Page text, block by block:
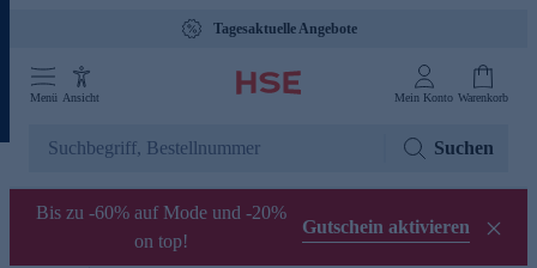
Tagesaktuelle Angebote
Menü Ansicht Mein Konto Warenkorb
Suchen
Bis zu -60% auf Mode und -20%
on top!
Gutschein aktivieren